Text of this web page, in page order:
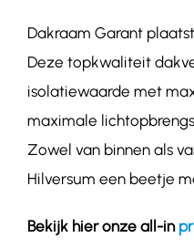
Dakraam Garant
Deze topkwaliteit
isolatiewaarde met
maximale
Zowel van binnen als
Hilversum een beetje
Bekijk hier onze all-in